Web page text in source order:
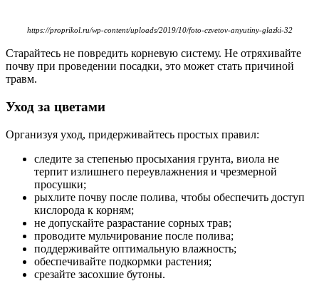
https://proprikol.ru/wp-content/uploads/2019/10/foto-czvetov-anyutiny-glazki-32
Старайтесь не повредить корневую систему. Не отряхивайте
почву при проведении посадки, это может стать причиной
травм.
Уход за цветами
Организуя уход, придерживайтесь простых правил:
следите за степенью просыхания грунта, виола не
терпит излишнего переувлажнения и чрезмерной
просушки;
рыхлите почву после полива, чтобы обеспечить доступ
кислорода к корням;
не допускайте разрастание сорных трав;
проводите мульчирование после полива;
поддерживайте оптимальную влажность;
обеспечивайте подкормки растения;
срезайте засохшие бутоны.